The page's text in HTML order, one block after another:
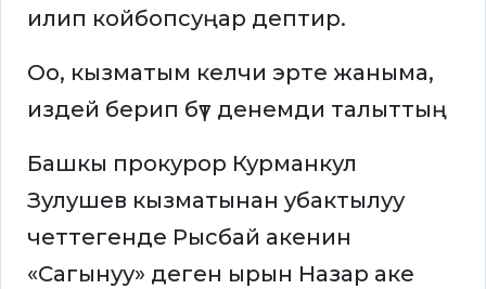
илип койбопсуңар дептир.
Оо, кызматым келчи эрте жаныма,
издей берип бүт денемди талыттың
Башкы прокурор Курманкул
Зулушев кызматынан убактылуу
четтегенде Рысбай акенин
«Сагынуу» деген ырын Назар аке